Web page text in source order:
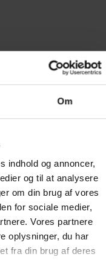
Om
indhold og annoncer,
og til at analysere
om din brug af vores
for sociale medier,
Vores partnere
oplysninger, du har
fra din brug af deres
online på